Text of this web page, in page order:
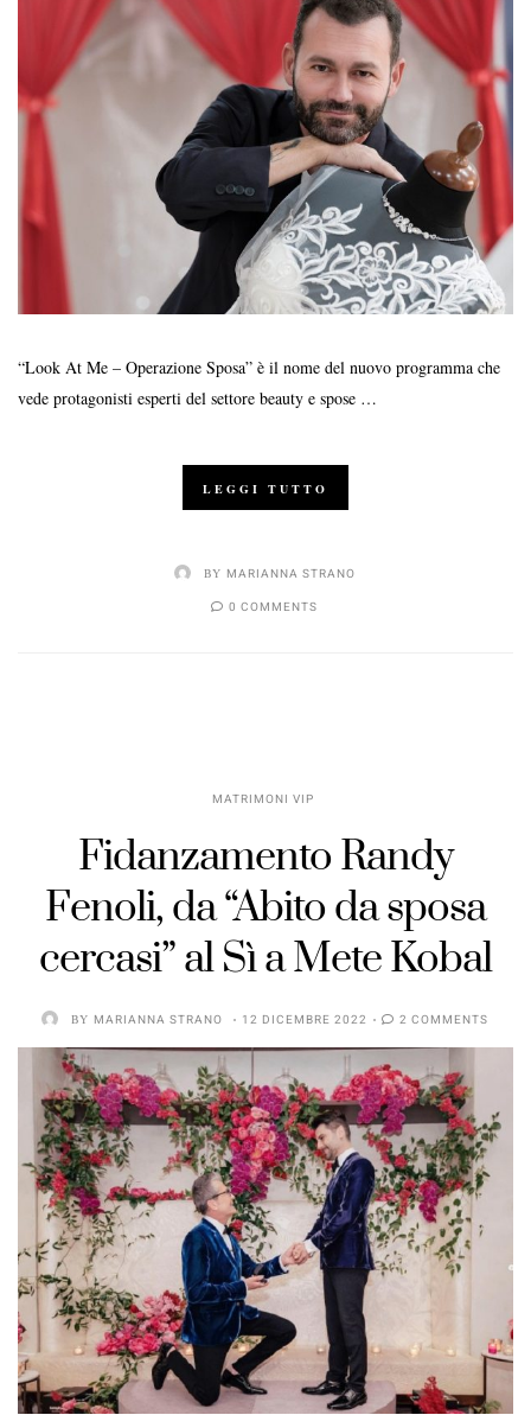
“Look At Me – Operazione Sposa” è il nome del nuovo programma che
vede protagonisti esperti del settore beauty e spose …
LEGGI TUTTO
BY MARIANNA STRANO
0 COMMENTS
MATRIMONI VIP
Fidanzamento Randy
Fenoli, da “Abito da sposa
cercasi” al Sì a Mete Kobal
BY MARIANNA STRANO 12 DICEMBRE 2022 2 COMMENTS